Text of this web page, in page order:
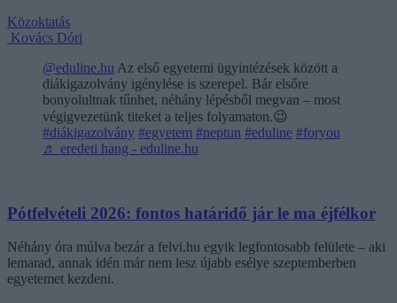
Közoktatás
Kovács Dóri
@eduline.hu Az első egyetemi ügyintézések között a
diákigazolvány igénylése is szerepel. Bár elsőre
bonyolultnak tűnhet, néhány lépésből megvan – most
végigvezetünk titeket a teljes folyamaton.😉
#diákigazolvány #egyetem #neptun #eduline #foryou
♬ eredeti hang - eduline.hu
Pótfelvételi 2026: fontos határidő jár le ma éjfélkor
Néhány óra múlva bezár a felvi.hu egyik legfontosabb felülete – aki
lemarad, annak idén már nem lesz újabb esélye szeptemberben
egyetemet kezdeni.